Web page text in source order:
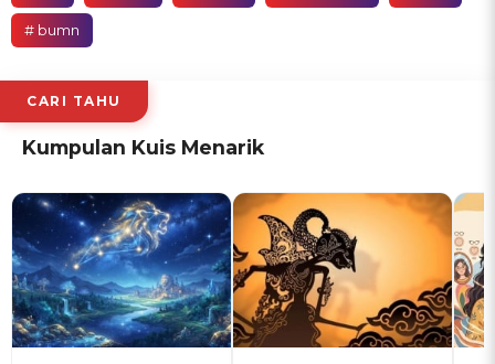
# bumn
CARI TAHU
Kumpulan Kuis Menarik